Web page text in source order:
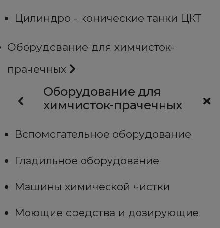
Цилиндро - конические танки ЦКТ
Оборудование для химчисток-
прачечных
Оборудование для
химчисток-прачечных
Вспомогательное оборудование
Гладильное оборудование
Машины химической чистки
Моющие средства и дозирующие